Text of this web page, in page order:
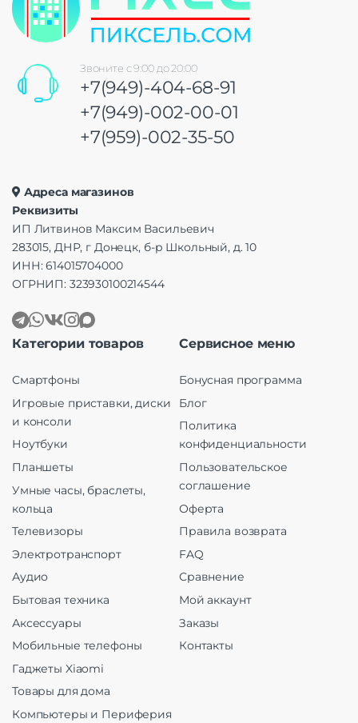
Звоните с 9:00 до 20:00
+7(949)-404-68-91
+7(949)-002-00-01
+7(959)-002-35-50
Адреса магазинов
Реквизиты
ИП Литвинов Максим Васильевич
283015, ДНР, г Донецк, б-р Школьный, д. 10
ИНН: 614015704000
ОГРНИП: 323930100214544
Категории товаров
Смартфоны
Игровые приставки, диски
и консоли
Ноутбуки
Планшеты
Умные часы, браслеты,
кольца
Телевизоры
Электротранспорт
Аудио
Бытовая техника
Аксессуары
Мобильные телефоны
Гаджеты Xiaomi
Товары для дома
Компьютеры и Периферия
Сервисное меню
Бонусная программа
Блог
Политика
конфиденциальности
Пользовательское
соглашение
Оферта
Правила возврата
FAQ
Сравнение
Мой аккаунт
Заказы
Контакты